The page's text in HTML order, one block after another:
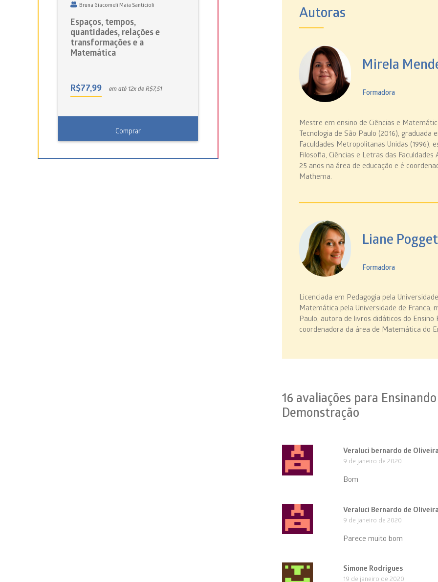
Bruna Giacomeli Maia Santicioli
Espaços, tempos,
quantidades, relações e
transformações e a
Matemática
R$77,99 em até 12x de R$7,51
Comprar
Autoras
Mirela
Formadora
Mestre em ensino de Ciências e
Tecnologia de São Paulo (2016),
Faculdades Metropolitanas Unidas (1996),
Filosofia, Ciências e Letras das
25 anos na área de educação e é
Mathema.
Liane
Formadora
Licenciada em Pedagogia pela
Matemática pela Universidade de Franca,
Paulo, autora de livros didáticos do
coordenadora da área de Matemática do
16 avaliações para
Demonstração
Veraluci bernardo de Oliveira
9 de janeiro de 2020
Bom
Veraluci Bernardo de Oliveira
9 de janeiro de 2020
Parece muito bom
Simone Rodrigues
19 de janeiro de 2020